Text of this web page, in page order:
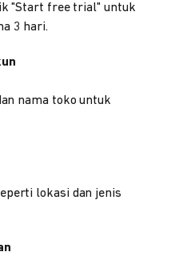
"Start free trial" untuk
3 hari.
nama toko untuk
lokasi dan jenis